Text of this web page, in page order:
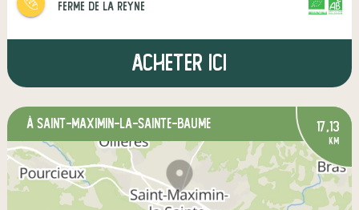
Ferme de la Reyne
Acheter ici
à Saint-Maximin-la-Sainte-Baume 17,13
km